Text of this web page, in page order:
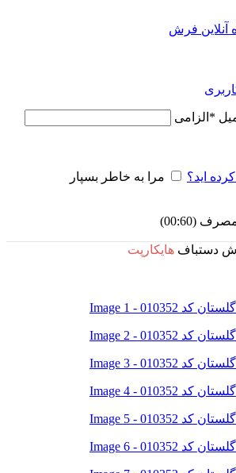
* الزامی
اید؟ مرا به خاطر بسپار
مصرف (00:
60
)
دستباف هایکارپت